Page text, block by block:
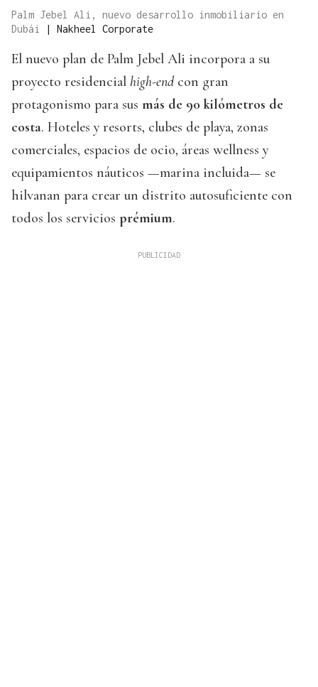
Palm Jebel Ali, nuevo desarrollo inmobiliario en
Dubái
| Nakheel Corporate
El nuevo plan de Palm Jebel Ali incorpora a su
proyecto residencial high-endcon gran
protagonismo para sus más de 90 kilómetros de
costa. Hoteles y resorts, clubes de playa, zonas
comerciales, espacios de ocio, áreas wellness y
equipamientos náuticos —marina incluida— se
hilvanan para crear un distrito autosuficiente con
todos los servicios prémium.